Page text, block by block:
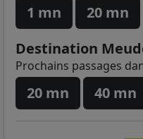
1 mn
20 mn
Destination
Prochains passages
20 mn 40 mn